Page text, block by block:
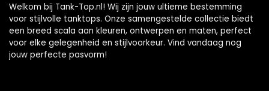
Welkom bij Tank-Top.nl! Wij zijn jouw ultieme bestemming
voor stijlvolle tanktops. Onze samengestelde collectie biedt
een breed scala aan kleuren, ontwerpen en maten, perfect
voor elke gelegenheid en stijlvoorkeur. Vind vandaag nog
jouw perfecte pasvorm!